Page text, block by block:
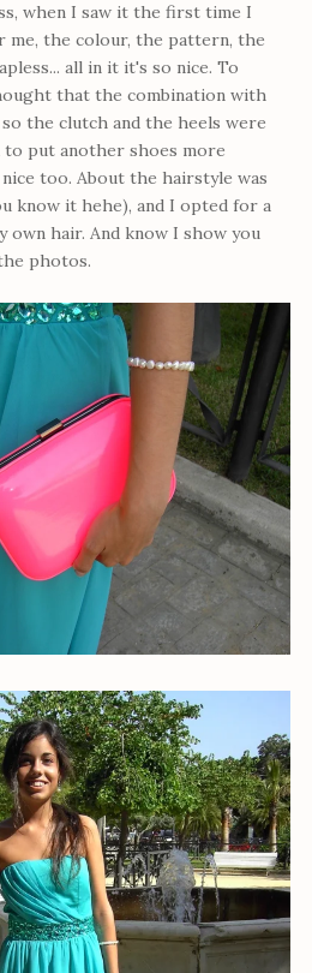
when I saw it the first time I
me, the colour, the pattern, the
all in it it's so nice. To
that the combination with
the clutch and the heels were
to put another shoes more
too. About the hairstyle was
know it hehe), and I opted for a
own hair. And know I show you
photos.